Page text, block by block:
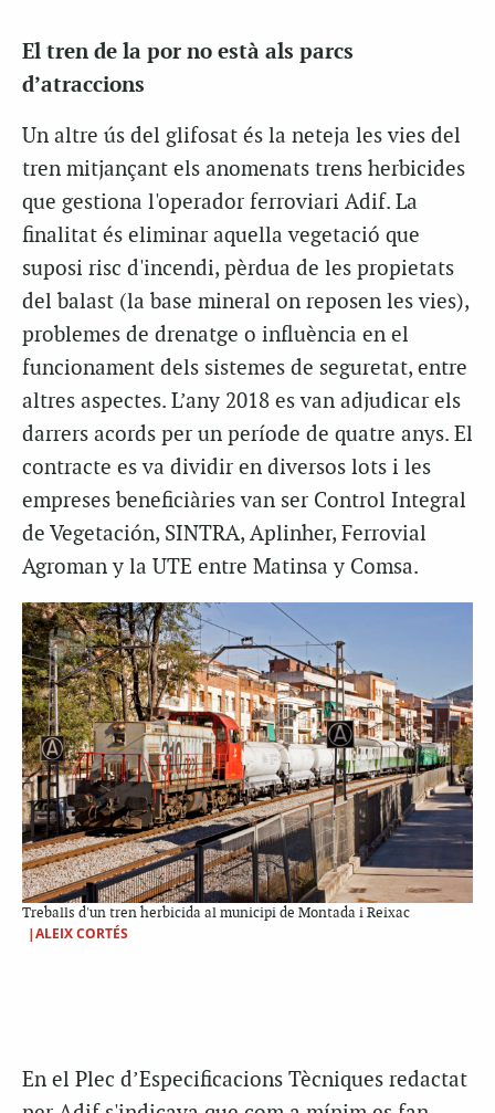
El tren de la por no està als parcs
d’atraccions
Un altre ús del glifosat és la neteja les vies del
tren mitjançant els anomenats trens herbicides
que gestiona l'operador ferroviari Adif. La
finalitat és eliminar aquella vegetació que
suposi risc d'incendi, pèrdua de les propietats
del balast (la base mineral on reposen les vies),
problemes de drenatge o influència en el
funcionament dels sistemes de seguretat, entre
altres aspectes. L’any 2018 es van adjudicar els
darrers acords per un període de quatre anys. El
contracte es va dividir en diversos lots i les
empreses beneficiàries van ser Control Integral
de Vegetación, SINTRA, Aplinher, Ferrovial
Agroman y la UTE entre Matinsa y Comsa.
Treballs d'un tren herbicida al municipi de Montada i Reixac
|ALEIX CORTÉS
En el Plec d’Especificacions Tècniques redactat